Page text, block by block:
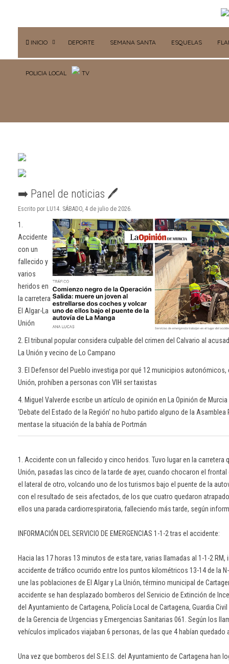
INICIO DEPORTE SEMANA SANTA ESQUELAS
POLICIA LOCAL TV
➡️ Panel de noticias 🖊
Escrito por LU14. SÁBADO, 4 de julio de 2026.
1.
Accidente
con un
fallecido y
varios
heridos en
la carretera
El Algar-La
Unión
2. El tribunal popular considera culpable del crimen del Calvario al
La Unión y vecino de Lo Campano
3. El Defensor del Pueblo investiga por qué 12 municipios autonómicos,
Unión, prohíben a personas con VIH ser taxistas
4. Miguel Valverde escribe un artículo de opinión en La Opinión de
'Debate del Estado de la Región' no hubo partido alguno de la Asamblea
mentase la situación de la bahía de Portmán
1. Accidente con un fallecido y cinco heridos. Tuvo lugar en la carretera
Unión, pasadas las cinco de la tarde de ayer, cuando chocaron el
el lateral de otro, volcando uno de los turismos bajo el puente de la
con el resultado de seis afectados, de los que cuatro quedaron
ellos una parada cardiorrespiratoria, falleciendo más tarde, según
INFORMACIÓN DEL SERVICIO DE EMERGENCIAS 1-1-2 tras el accidente:
Hacia las 17 horas 13 minutos de esta tare, varias llamadas al 1-1-2 RM,
accidente de tráfico ocurrido entre los puntos kilométricos 13-14 de la
une las poblaciones de El Algar y La Unión, término municipal de
accidente se han desplazado bomberos del Servicio de Extinción de
del Ayuntamiento de Cartagena, Policía Local de Cartagena, Guardia
de la Gerencia de Urgencias y Emergencias Sanitarias 061. Según los
vehículos implicados viajaban 6 personas, de las que 4 habían quedado
Una vez que bomberos del S.E.I.S. del Ayuntamiento de Cartagena han